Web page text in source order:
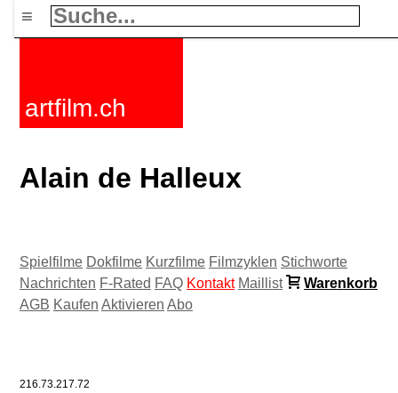
≡
artfilm.ch
Alain de Halleux
Spielfilme Dokfilme Kurzfilme Filmzyklen Stichworte
Nachrichten F-Rated FAQ Kontakt Maillist
Warenkorb
AGB Kaufen Aktivieren Abo
216.73.217.72